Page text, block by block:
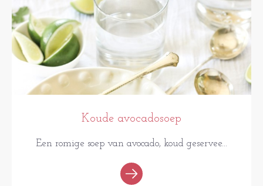
Koude avocadosoep
Een romige soep van avocado, koud geservee...